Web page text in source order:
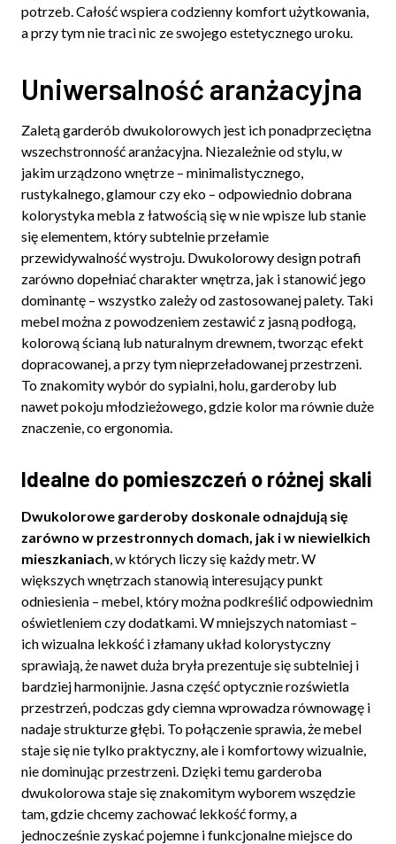
potrzeb. Całość wspiera codzienny komfort użytkowania,
a przy tym nie traci nic ze swojego estetycznego uroku.
Uniwersalność aranżacyjna
Zaletą garderób dwukolorowych jest ich ponadprzeciętna
wszechstronność aranżacyjna. Niezależnie od stylu, w
jakim urządzono wnętrze – minimalistycznego,
rustykalnego, glamour czy eko – odpowiednio dobrana
kolorystyka mebla z łatwością się w nie wpisze lub stanie
się elementem, który subtelnie przełamie
przewidywalność wystroju. Dwukolorowy design potrafi
zarówno dopełniać charakter wnętrza, jak i stanowić jego
dominantę – wszystko zależy od zastosowanej palety. Taki
mebel można z powodzeniem zestawić z jasną podłogą,
kolorową ścianą lub naturalnym drewnem, tworząc efekt
dopracowanej, a przy tym nieprzeładowanej przestrzeni.
To znakomity wybór do sypialni, holu, garderoby lub
nawet pokoju młodzieżowego, gdzie kolor ma równie duże
znaczenie, co ergonomia.
Idealne do pomieszczeń o różnej skali
Dwukolorowe garderoby doskonale odnajdują się
zarówno w przestronnych domach, jak i w niewielkich
mieszkaniach, w których liczy się każdy metr. W
większych wnętrzach stanowią interesujący punkt
odniesienia – mebel, który można podkreślić odpowiednim
oświetleniem czy dodatkami. W mniejszych natomiast –
ich wizualna lekkość i złamany układ kolorystyczny
sprawiają, że nawet duża bryła prezentuje się subtelniej i
bardziej harmonijnie. Jasna część optycznie rozświetla
przestrzeń, podczas gdy ciemna wprowadza równowagę i
nadaje strukturze głębi. To połączenie sprawia, że mebel
staje się nie tylko praktyczny, ale i komfortowy wizualnie,
nie dominując przestrzeni. Dzięki temu garderoba
dwukolorowa staje się znakomitym wyborem wszędzie
tam, gdzie chcemy zachować lekkość formy, a
jednocześnie zyskać pojemne i funkcjonalne miejsce do